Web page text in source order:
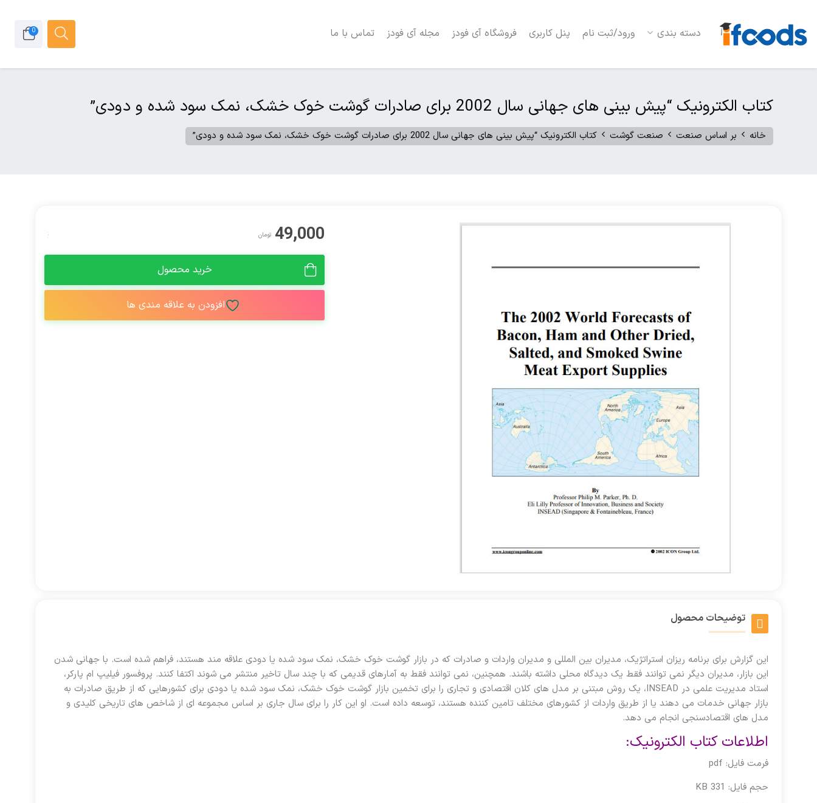
دسته بندی ورود/ثبت نام پنل کاربری فروشگاه آی فودز مجله آی فودز تماس با ما 0
کتاب الکترونیک “پیش بینی های جهانی سال 2002 برای صادرات گوشت خوک خشک، نمک سود شده و دودی”
خانه بر اساس صنعت صنعت گوشت کتاب الکترونیک “پیش بینی های جهانی سال 2002 برای صادرات گوشت خوک خشک، نمک سود شده و دودی”
49,000 تومان
خرید محصول
افزودن به علاقه مندی ها
توضیحات محصول
این گزارش برای برنامه ریزان استراتژیک، مدیران بین المللی و مدیران واردات و صادرات که در بازار گوشت خوک خشک، نمک سود شده یا دودی علاقه مند هستند، فراهم شده است. با جهانی شدن
این بازار، مدیران دیگر نمی توانند فقط یک دیدگاه محلی داشته باشند. همچنین، نمی توانند فقط به آمارهای قدیمی که با چند سال تاخیر منتشر می شوند اکتفا کنند. پروفسور فیلیپ ام پارکر،
استاد مدیریت علمی در INSEAD، یک روش مبتنی بر مدل های کلان اقتصادی و تجاری را برای تخمین بازار گوشت خوک خشک، نمک سود شده یا دودی برای کشورهایی که از طریق صادرات به
بازار جهانی خدمات می دهند یا از طریق واردات از کشورهای مختلف تامین کننده هستند، توسعه داده است. او این کار را برای سال جاری بر اساس مجموعه ای از شاخص های تاریخی کلیدی و
مدل های اقتصادسنجی انجام می دهد.
اطلاعات کتاب الکترونیک:
فرمت فایل: pdf
حجم فایل: 331 KB